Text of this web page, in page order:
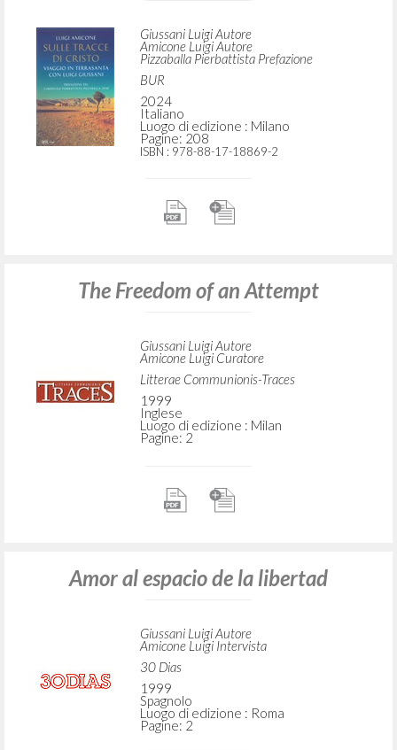
Giussani Luigi Autore
Amicone Luigi Autore
Pizzaballa Pierbattista Prefazione
BUR
2024
Italiano
Luogo di edizione : Milano
Pagine: 208
ISBN : 978-88-17-18869-2
The Freedom of an Attempt
Giussani Luigi Autore
Amicone Luigi Curatore
Litterae Communionis-Traces
1999
Inglese
Luogo di edizione : Milan
Pagine: 2
Amor al espacio de la libertad
Giussani Luigi Autore
Amicone Luigi Intervista
30 Dias
1999
Spagnolo
Luogo di edizione : Roma
Pagine: 2